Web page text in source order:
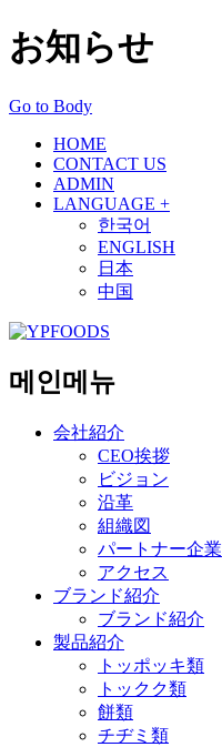
お知らせ
Go to Body
HOME
CONTACT US
ADMIN
LANGUAGE +
한국어
ENGLISH
日本
中国
메인메뉴
会社紹介
CEO挨拶
ビジョン
沿革
組織図
パートナー企業
アクセス
ブランド紹介
ブランド紹介
製品紹介
トッポッキ類
トックク類
餅類
チヂミ類